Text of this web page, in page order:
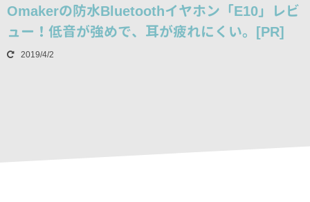
Omakerの防水Bluetoothイヤホン「E10」レビ
ュー！低音が強めで、耳が疲れにくい。[PR]
2019/4/2